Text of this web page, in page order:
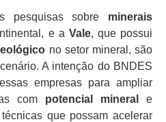
pesquisas sobre minerais
e a Vale, que possui
no setor mineral, são
A intenção do BNDES
empresas para ampliar
com potencial mineral
e
que possam acelerar